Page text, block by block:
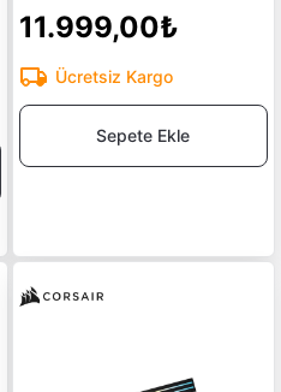
11.999,00₺
Ücretsiz Kargo
Sepete Ekle